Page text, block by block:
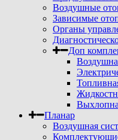
Воздушные
Зависимые
Органы
Доп
Планар
Воздушная